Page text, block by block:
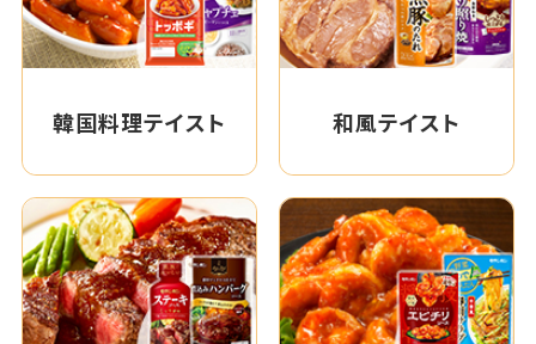
韓国料理テイスト 和風テイスト